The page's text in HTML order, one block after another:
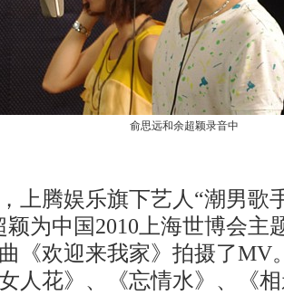
俞思远和余超颖录音中
腾娱乐旗下艺人“潮男歌
颖为中国2010上海世博会主
《欢迎来我家》拍摄了MV
人花》、《忘情水》、《